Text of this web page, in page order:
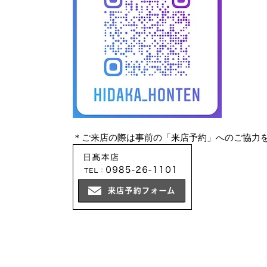
＊ご来店の際は事前の「来店予約」へのご協力